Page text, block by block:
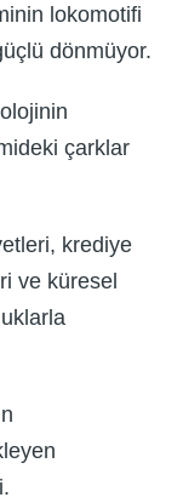
lokomotifi
dönmüyor.
çarklar
krediye
ve küresel